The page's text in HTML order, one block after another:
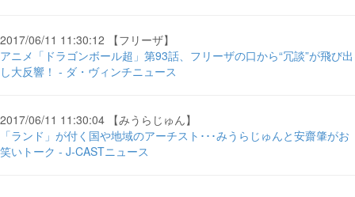
2017/06/11 11:30:12 【フリーザ】
アニメ「ドラゴンボール超」第93話、フリーザの口から“冗談”が飛び出
し大反響！ - ダ・ヴィンチニュース
2017/06/11 11:30:04 【みうらじゅん】
「ランド」が付く国や地域のアーチスト･･･みうらじゅんと安齋肇がお
笑いトーク - J-CASTニュース